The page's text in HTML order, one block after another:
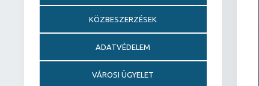
KÖZBESZERZÉSEK
ADATVÉDELEM
VÁROSI ÜGYELET